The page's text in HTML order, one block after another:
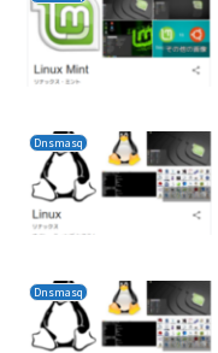
Dnsmasq
Dnsmasq